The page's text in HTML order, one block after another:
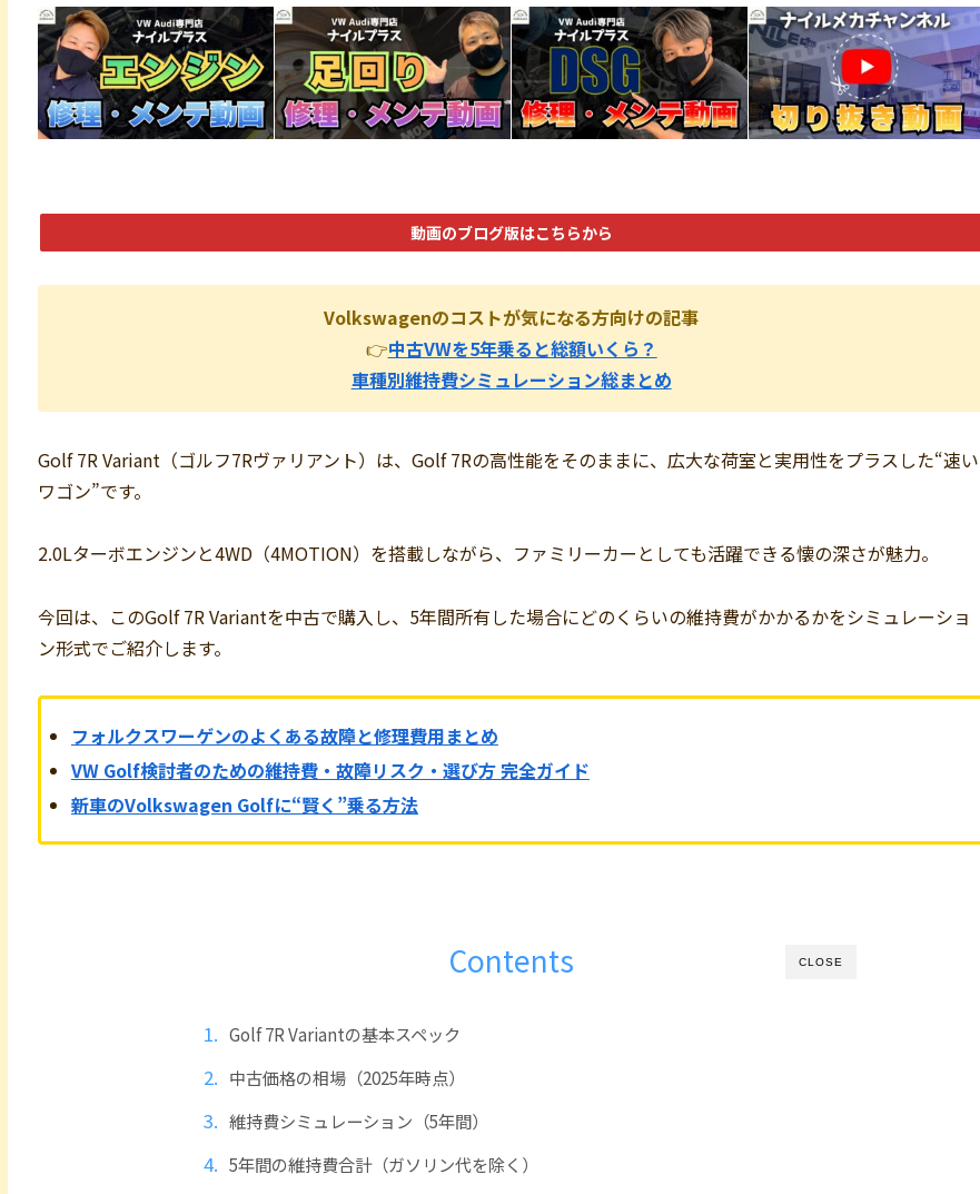
動画のブログ版はこちらから
Volkswagenのコストが気になる方向けの記事
👉中古VWを5年乗ると総額いくら？
車種別維持費シミュレーション総まとめ
Golf 7R Variant（ゴルフ7Rヴァリアント）は、Golf 7Rの高性能をそのままに、広大な荷室と実用性をプラスした“速い
ワゴン”です。
2.0Lターボエンジンと4WD（4MOTION）を搭載しながら、ファミリーカーとしても活躍できる懐の深さが魅力。
今回は、このGolf 7R Variantを中古で購入し、5年間所有した場合にどのくらいの維持費がかかるかをシミュレーショ
ン形式でご紹介します。
フォルクスワーゲンのよくある故障と修理費用まとめ
VW Golf検討者のための維持費・故障リスク・選び方 完全ガイド
新車のVolkswagen Golfに“賢く”乗る方法
CLOSE
Contents
Golf 7R Variantの基本スペック
中古価格の相場（2025年時点）
維持費シミュレーション（5年間）
5年間の維持費合計（ガソリン代を除く）